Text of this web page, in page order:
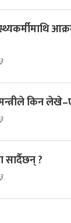
किन
सार्दैछन् ?